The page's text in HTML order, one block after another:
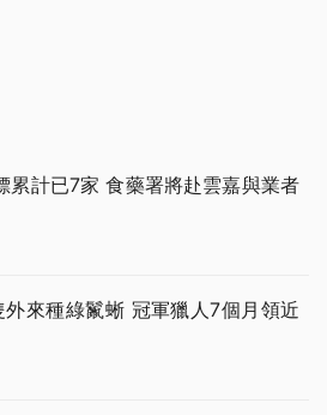
累計已7家 食藥署將赴雲嘉與業者
來種綠鬣蜥 冠軍獵人7個月領近